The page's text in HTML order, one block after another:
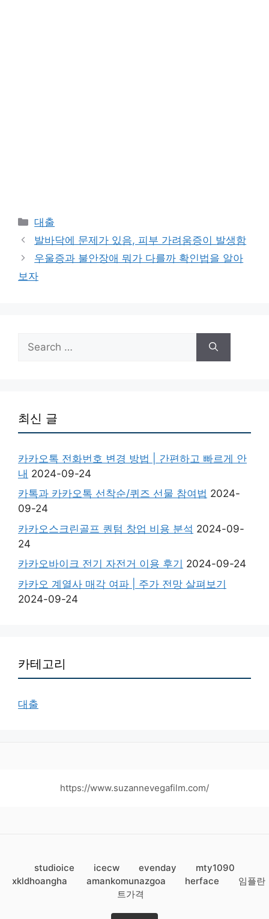
Categories
대출
발바닥에 문제가 있음, 피부 가려움증이 발생함
우울증과 불안장애 뭐가 다를까 확인법을 알아
보자
for:
최신 글
카카오톡 전화번호 변경 방법 | 간편하고 빠르게 안
내 2024-09-24
카톡과 카카오톡 선착순/퀴즈 선물 참여법 2024-
09-24
카카오스크린골프 퀀텀 창업 비용 분석 2024-09-
24
카카오바이크 전기 자전거 이용 후기 2024-09-24
카카오 계열사 매각 여파 | 주가 전망 살펴보기
2024-09-24
카테고리
대출
https://www.suzannevegafilm.com/
studioice icecw evenday
mty1090
xkldhoangha
amankomunazgoa herface
임플란
트가격